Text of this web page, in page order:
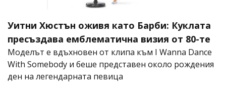
Уитни Хюстън оживя като Барби: Куклата
пресъздава емблематична визия от 80-те
Моделът е вдъхновен от клипа към I Wanna Dance
With Somebody и беше представен около рождения
ден на легендарната певица